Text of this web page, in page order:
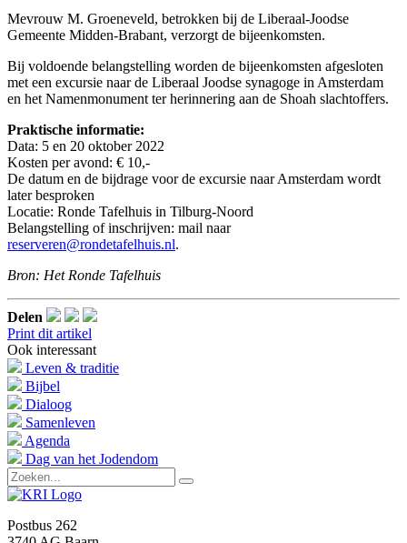
Mevrouw M. Groeneveld, betrokken bij de Liberaal-Joodse
Gemeente Midden-Brabant, verzorgt de bijeenkomsten.
Bij voldoende belangstelling worden de bijeenkomsten afgesloten
met een excursie naar de Liberaal Joodse synagoge in Amsterdam
en het Namenmonument ter herinnering aan de Shoah slachtoffers.
Praktische informatie:
Data: 5 en 20 oktober 2022
Kosten per avond: € 10,-
De datum en de bijdrage voor de excursie naar Amsterdam wordt
later besproken
Locatie: Ronde Tafelhuis in Tilburg-Noord
Belangstelling of inschrijven: mail naar
reserveren@rondetafelhuis.nl.
Bron: Het Ronde Tafelhuis
Delen
Print dit artikel
Ook interessant
Leven & traditie
Bijbel
Dialoog
Samenleven
Agenda
Dag van het Jodendom
Postbus 262